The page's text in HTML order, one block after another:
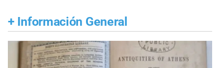
+ Información General